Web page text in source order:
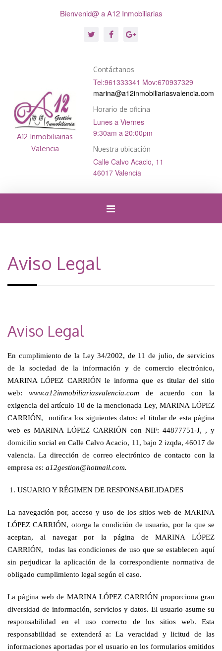
Bienvenid@ a A12 Inmobiliarias
A12 Inmobiliairias
Valencia
Contáctanos
Tel:961333341 Mov:670937329
marina@a12inmobiliariasvalencia.com
Horario de oficina
Lunes a Viernes
9:30am a 20:00pm
Nuestra ubicación
Calle Calvo Acacio, 11
46017 Valencia
Cambiar
Aviso Legal
Aviso Legal
En cumplimiento de la Ley 34/2002, de 11 de julio, de servicios
de la sociedad de la información y de comercio electrónico,
MARINA LÓPEZ CARRIÓN le informa que es titular del sitio
web:www.a12inmobiliariasvalencia.com de acuerdo con la
exigencia del artículo 10 de la mencionada Ley, MARINA LÓPEZ
CARRIÓN, notifica los siguientes datos: el titular de esta página
web es MARINA LÓPEZ CARRIÓN con NIF: 44877751-J, , y
domicilio social en Calle Calvo Acacio, 11, bajo 2 izqda, 46017 de
valencia. La dirección de correo electrónico de contacto con la
empresa es: a12gestion@hotmail.com.
1. USUARIO Y RÉGIMEN DE RESPONSABILIDADES
La navegación por, acceso y uso de los sitios web de MARINA
LÓPEZ CARRIÓN, otorga la condición de usuario, por la que se
aceptan, al navegar por la página de MARINA LÓPEZ
CARRIÓN, todas las condiciones de uso que se establecen aquí
sin perjudicar la aplicación de la correspondiente normativa de
obligado cumplimiento legal según el caso.
La página web de MARINA LÓPEZ CARRIÓN proporciona gran
diversidad de información, servicios y datos. El usuario asume su
responsabilidad en el uso correcto de los sitios web. Esta
responsabilidad se extenderá a: La veracidad y licitud de las
informaciones aportadas por el usuario en los formularios emitidos